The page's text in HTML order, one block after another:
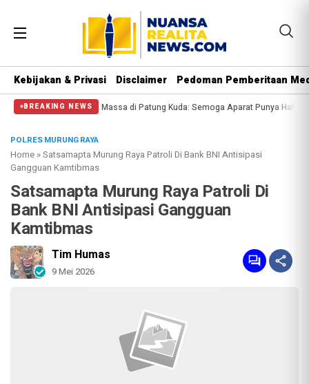
Kebijakan & Privasi Disclaimer Pedoman Pemberitaan
BREAKING NEWS
Massa di Patung Kuda: Semoga Aparat Punya Hati Nurani Massa Reuni
POLRES MURUNG RAYA
Home »Satsamapta Murung Raya Patroli Di Bank BNI Antisipasi
Gangguan Kamtibmas
Satsamapta Murung Raya Patroli Di
Bank BNI Antisipasi Gangguan
Kamtibmas
Tim Humas
9 Mei 2026